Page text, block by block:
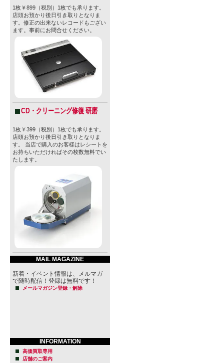
1枚￥899（税別）1枚でも承ります。
店頭お預かり後日引き取りとなりま
す。修正の出来ないレコードもござい
ます。事前にお問合せください。
CD・クリーニング修復 研磨
1枚￥399（税別）1枚でも承ります。
店頭お預かり後日引き取りとなりま
す。 当店で購入のお客様はレシートを
お持ちいただければその枚数無料でい
たします。
MAIL MAGAZINE
新着・イベント情報は、メルマガ
で随時配信！登録は無料です！
メールマガジン登録・解除
INFORMATION
高価買取専用
店舗のご案内